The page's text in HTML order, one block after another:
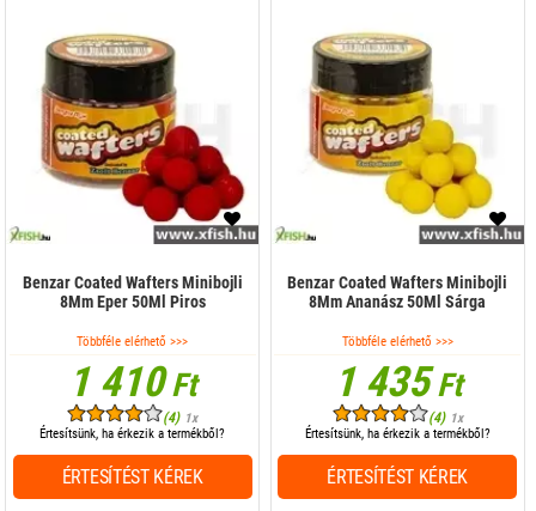
Benzar Coated Wafters Minibojli
8Mm Eper 50Ml Piros
Többféle elérhető >>>
1 410Ft
(4) 1x
Értesítsünk, ha érkezik a termékből?
ÉRTESÍTÉST KÉREK
Benzar Coated Wafters Minibojli
8Mm Ananász 50Ml Sárga
Többféle elérhető >>>
1 435Ft
(4) 1x
Értesítsünk, ha érkezik a termékből?
ÉRTESÍTÉST KÉREK